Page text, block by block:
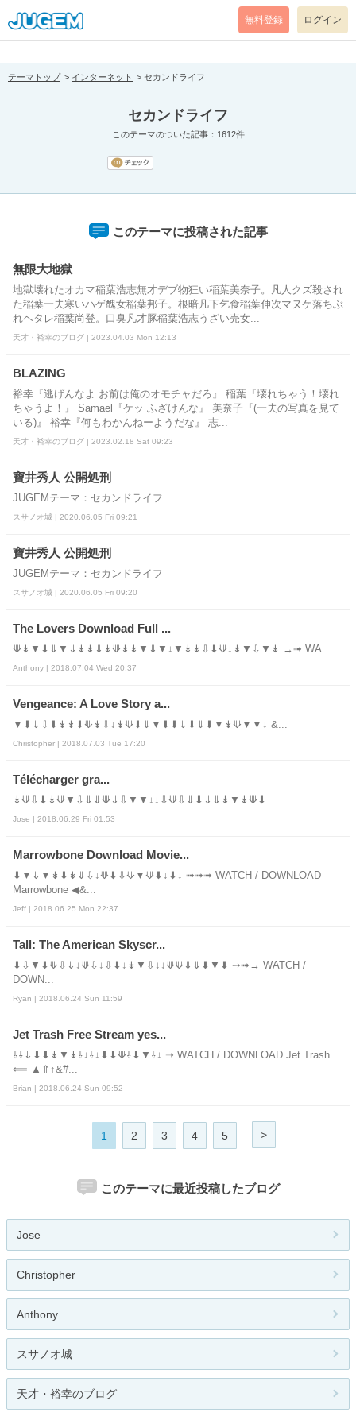
[pear_error: message="Success" code=0 mode=return level=notice
prefix="" info=""]
無料登録 ログイン
テーマトップ インターネット セカンドライフ
セカンドライフ
このテーマのついた記事：1612件
このテーマに投稿された記事
無限大地獄
地獄壊れたオカマ稲葉浩志無才デブ物狂い稲葉美奈子。凡人クズ殺され
た稲葉一夫寒いハゲ醜女稲葉邦子。根暗凡下乞食稲葉伸次マヌケ落ちぶ
れヘタレ稲葉尚登。口臭凡才豚稲葉浩志うざい売女...
天才・裕幸のブログ | 2023.04.03 Mon 12:13
BLAZING
裕幸『逃げんなよ お前は俺のオモチャだろ』 稲葉『壊れちゃう！壊れ
ちゃうよ！』 Samael『ケッ ふざけんな』 美奈子『(一夫の写真を見て
いる)』 裕幸『何もわかんねーようだな』 志...
天才・裕幸のブログ | 2023.02.18 Sat 09:23
寶井秀人 公開処刑
JUGEMテーマ：セカンドライフ
スサノオ城 | 2020.06.05 Fri 09:21
寶井秀人 公開処刑
JUGEMテーマ：セカンドライフ
スサノオ城 | 2020.06.05 Fri 09:20
The Lovers Download Full ...
⟱↡▼⬇⇓▼⇓↡↡⇓↡⟱↡↡▼⇓▼↓▼↡↡⇩⬇⟱↓↡▼⇩▼↡ →➟ WA...
Anthony | 2018.07.04 Wed 20:37
Vengeance: A Love Story a...
▼⬇⇓⇩⬇↡↡⬇⟱↡⇩↓↡⟱⬇⇓▼⬇⬇⇓⬇⇓⬇▼↡⟱▼▼↓ &...
Christopher | 2018.07.03 Tue 17:20
Télécharger gra...
↡⟱⇩⬇↡⟱▼⇩⇓⇓⟱⇓⇩▼▼↓↓⇩⟱⇩⇓⬇⇓⇓↡▼↡⟱⬇...
Jose | 2018.06.29 Fri 01:53
Marrowbone Download Movie...
⬇▼⇓▼↡⬇↡⇓⇩↓⟱⬇⇩⟱▼⟱⬇↓⬇↓ ➟➟➟ WATCH / DOWNLOAD
Marrowbone ◀&...
Jeff | 2018.06.25 Mon 22:37
Tall: The American Skyscr...
⬇⇩▼⬇⟱⇩⇓↓⟱⇩↓⇩⬇↓↡▼⇩↓↓⟱⟱⇓⇓⬇▼⬇ ➙➟→ WATCH /
DOWN...
Ryan | 2018.06.24 Sun 11:59
Jet Trash Free Stream yes...
⇩⇩⇓⬇⬇↡▼↡⇩↓⇩↓⬇⬇⟱⇩⬇▼⇩↓ ➝ WATCH / DOWNLOAD Jet Trash
⟸ ▲⇑↑&#...
Brian | 2018.06.24 Sun 09:52
1 2 3 4 5 >
このテーマに最近投稿したブログ
Jose
Christopher
Anthony
スサノオ城
天才・裕幸のブログ